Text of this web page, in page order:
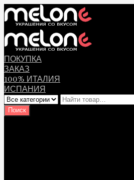
ПОКУПКА
ЗАКАЗ
100% ИТАЛИЯ
ИСПАНИЯ